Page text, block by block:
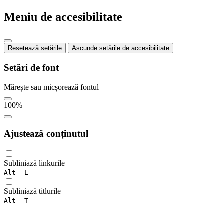
Meniu de accesibilitate
Resetează setările Ascunde setările de accesibilitate
Setări de font
Mărește sau micșorează fontul
100%
Ajustează conținutul
Subliniază linkurile
Alt + L
Subliniază titlurile
Alt + T